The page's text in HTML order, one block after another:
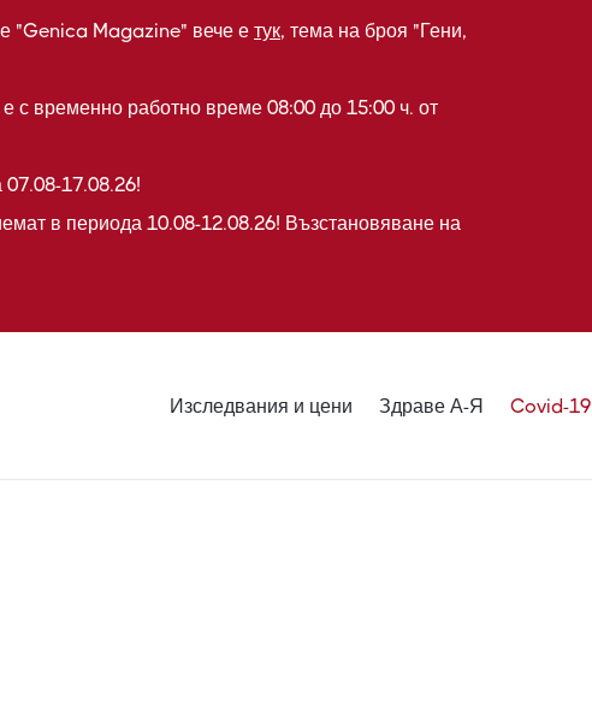
"Genica Magazine" вече е тук, тема на броя "Гени,
временно работно време 08:00 до 15:00 ч. от
17.08.26!
в периода 10.08-12.08.26! Възстановяване на
Изследвания и цени Здраве А-Я Covid-19